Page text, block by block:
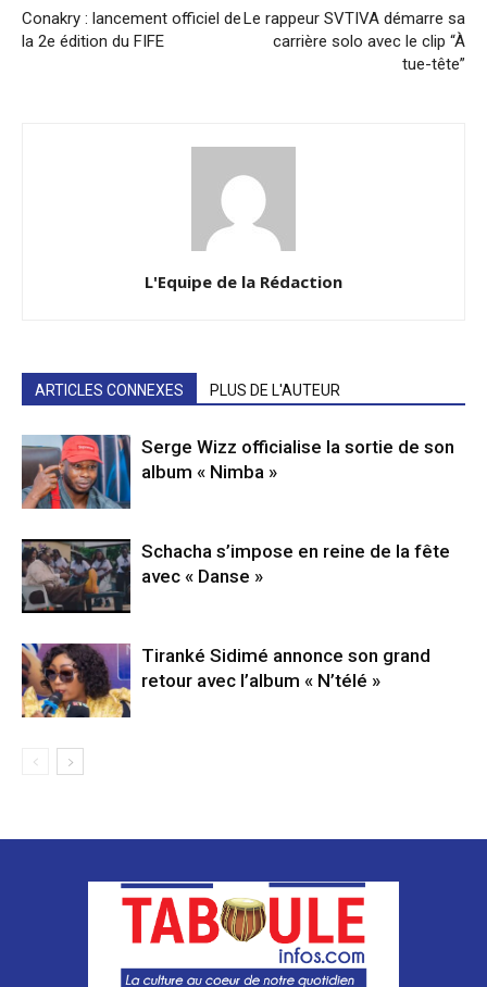
Conakry : lancement officiel de
la 2e édition du FIFE
Le rappeur SVTIVA démarre sa
carrière solo avec le clip “À
tue-tête”
L'Equipe de la Rédaction
ARTICLES CONNEXES PLUS DE L'AUTEUR
Serge Wizz officialise la sortie de son
album « Nimba »
Schacha s’impose en reine de la fête
avec « Danse »
Tiranké Sidimé annonce son grand
retour avec l’album « N’télé »